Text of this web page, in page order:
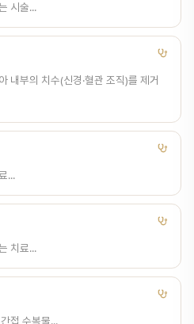
시술...
내부의 치수(신경·혈관 조직)를 제거
...
치료...
접 수복물...